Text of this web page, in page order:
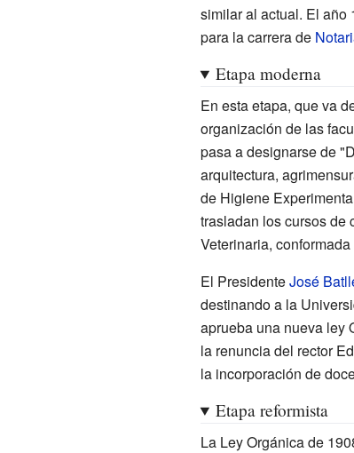
similar al actual. El año
para la carrera de
Etapa moderna
En esta etapa, que va
organización de las
pasa a designarse de
arquitectura,
de Higiene
trasladan los cursos de
Veterinaria,
El PresidenteJosé
destinando a la
aprueba una nueva ley
la renuncia del rector
la incorporación de
Etapa reformista
La Ley Orgánica de